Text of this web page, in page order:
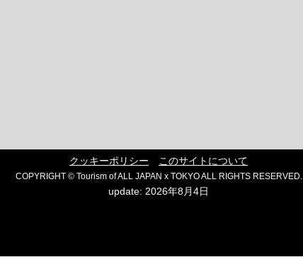
クッキーポリシー このサイトについて
COPYRIGHT © Tourism of ALL JAPAN x TOKYO ALL RIGHTS RESERVED.
update: 2026年8月4日